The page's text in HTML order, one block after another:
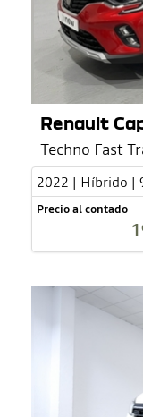
Renault
Techno Fast
2022 | Híbrido |
Precio al contado